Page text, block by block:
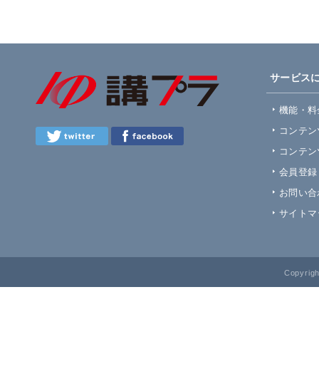
サービス
機能・
コンテ
コンテ
会員登録
お問い
サイトマ